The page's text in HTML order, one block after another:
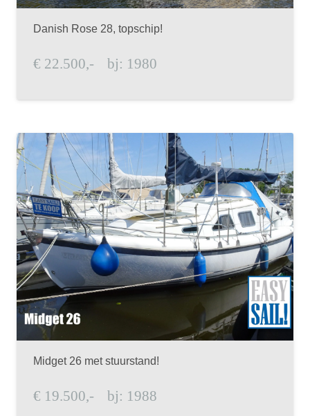
Danish Rose 28, topschip!
€ 22.500,- bj: 1980
Midget 26 met stuurstand!
€ 19.500,- bj: 1988